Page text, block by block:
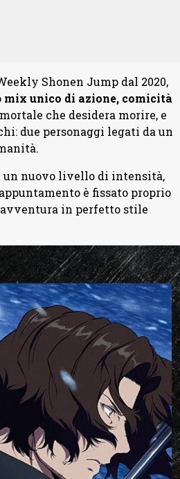
Shonen Jump dal 2020,
mix unico di azione, comicità
che desidera morire, e
due personaggi legati da un
un nuovo livello di intensità,
è fissato proprio
avventura in perfetto stile